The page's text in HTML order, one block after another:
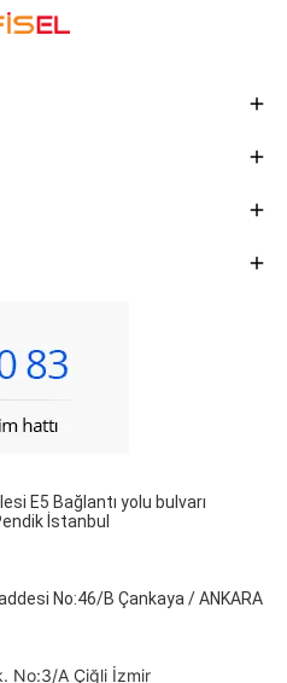
E5 Bağlantı yolu bulvarı
İstanbul
No:46/B Çankaya / ANKARA
No:3/A Çiğli İzmir